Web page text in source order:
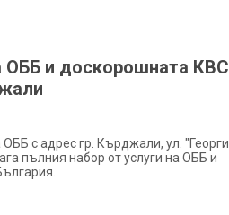
ОББ и доскорошната КBC
ОББ с адрес гр. Кърджали, ул. "Георги
пълния набор от услуги на ОББ и